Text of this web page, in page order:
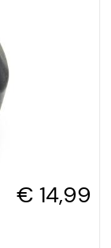
€ 14,99